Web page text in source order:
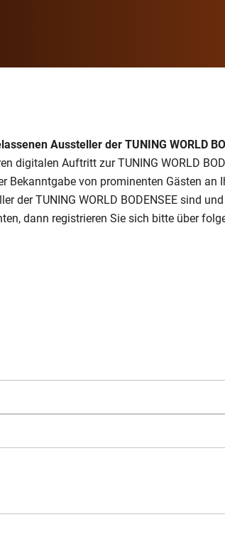
Aussteller der TUNING WORLD
digitalen Auftritt zur TUNING WORLD
Bekanntgabe von prominenten Gästen an
der TUNING WORLD BODENSEE sind
dann registrieren Sie sich bitte über